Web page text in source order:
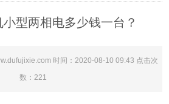
型两相电多少钱一台？
时间：2020-08-10 09:43 点击次
数：221